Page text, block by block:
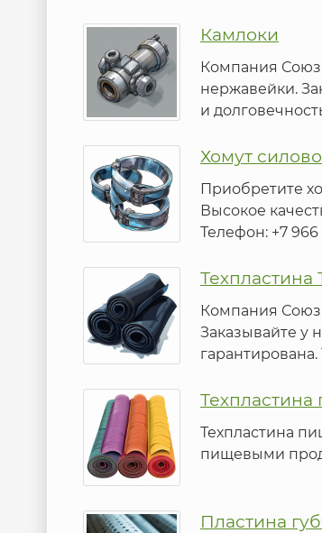
Камлоки
Компания
нержавейки.
и
Хомут
Приобретите
Высокое
Телефон: +7 966
Компания
Заказывайте у
Техпластина
пищевыми
Пластина